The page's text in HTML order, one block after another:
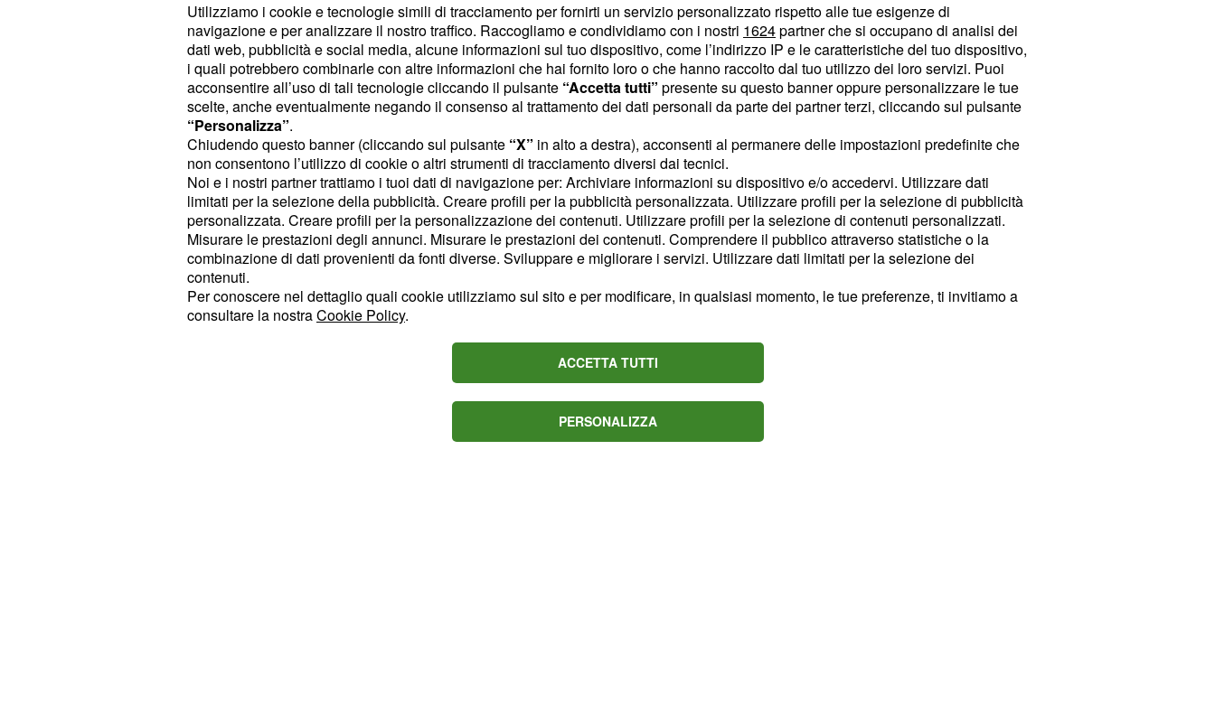
Lo sfogo di Raimondo Todaro
Sabato 21 novembre su Rai 1 è stata trasmessa la finale di
Ballando con le Stelle. Nella sfida che ha visto un testa a
testa tra le coppie Conticini-Kinnunen e Isoardi-Todaro,
quest'ultima è uscita sconfitta per 5-0. Intervenuto in
collegamento a Domenica In, Conticini ha spiegato di
essere arrivato al secondo posto del dance show perché è
sempre stato sé stesso. Inoltre, Conticini ha affermato:"Non
ho inventato niente, nessuna storia d'amore, nessuno
scoop".
A distanza di qualche ora, Todaro ha voluto dire la sua. Su
Instagram, il maestro di danza dopo avere ripreso un
articolo con le parole di Conticini ha chiosato: "Caro Paolo,
Utilizziamo i cookie e tecnologie simili di tracciamento per fornirti un servizio personalizzato rispetto alle tue esigenze di
navigazione e per analizzare il nostro traffico. Raccogliamo e condividiamo con i nostri 1624partner che si occupano di analisi dei
dati web, pubblicità e social media, alcune informazioni sul tuo dispositivo, come l’indirizzo IP e le caratteristiche del tuo dispositivo,
i quali potrebbero combinarle con altre informazioni che hai fornito loro o che hanno raccolto dal tuo utilizzo dei loro servizi. Puoi
acconsentire all’uso di tali tecnologie cliccando il pulsante “Accetta tutti” presente su questo banner oppure personalizzare le tue
scelte, anche eventualmente negando il consenso al trattamento dei dati personali da parte dei partner terzi, cliccando sul pulsante
“Personalizza”.
Chiudendo questo banner (cliccando sul pulsante “X” in alto a destra), acconsenti al permanere delle impostazioni predefinite che
non consentono l’utilizzo di cookie o altri strumenti di tracciamento diversi dai tecnici.
Noi e i nostri partner trattiamo i tuoi dati di navigazione per: Archiviare informazioni su dispositivo e/o accedervi. Utilizzare dati
limitati per la selezione della pubblicità. Creare profili per la pubblicità personalizzata. Utilizzare profili per la selezione di pubblicità
personalizzata. Creare profili per la personalizzazione dei contenuti. Utilizzare profili per la selezione di contenuti personalizzati.
Misurare le prestazioni degli annunci. Misurare le prestazioni dei contenuti. Comprendere il pubblico attraverso statistiche o la
combinazione di dati provenienti da fonti diverse. Sviluppare e migliorare i servizi. Utilizzare dati limitati per la selezione dei
contenuti.
Per conoscere nel dettaglio quali cookie utilizziamo sul sito e per modificare, in qualsiasi momento, le tue preferenze, ti invitiamo a
consultare la nostraCookie Policy.
ACCETTA TUTTI
PERSONALIZZA